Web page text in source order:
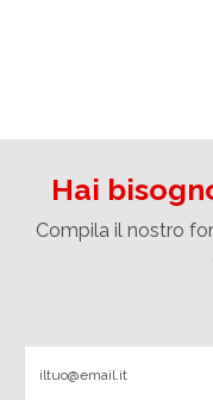
Hai
Compila il nostro